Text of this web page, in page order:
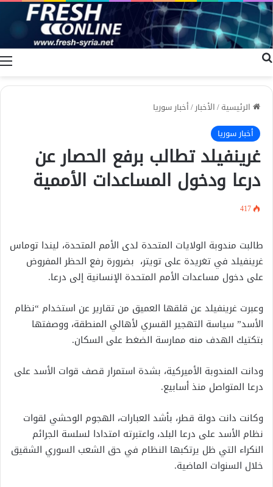
الرئيسية/الأخبار/أخبار سوريا
أخبار سوريا
غرينفيلد تطالب برفع الحصار عن
درعا ودخول المساعدات الأممية
417
طالبت مندوبة الولايات المتحدة لدى الأمم المتحدة، ليندا توماس
غرينفيلد في تغريدة على تويتر، بضرورة رفع الحظر المفروض
على دخول مساعدات الأمم المتحدة الإنسانية إلى درعا.
وعبرت غرينفيلد عن قلقها العميق من تقارير عن استخدام “نظام
الأسد” سياسة التهجير القسري لأهالي المنطقة، ووصفتها
بتكتيك الهدف منه ممارسة الضغط على السكان.
ودانت المندوبة الأميركية، بشدة استمرار قصف قوات الأسد على
درعا المتواصل منذ أسابيع.
وكانت دانت دولة قطر، بأشد العبارات، الهجوم الوحشي لقوات
نظام الأسد على درعا البلد، واعتبرته امتدادا لسلسة الجرائم
النكراء التي ظل يرتكبها النظام في حق الشعب السوري الشقيق
خلال السنوات الماضية.